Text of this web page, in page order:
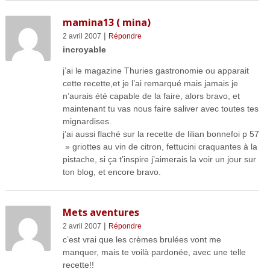
mamina13 ( mina)
2 avril 2007 | Répondre
incroyable
j’ai le magazine Thuries gastronomie ou apparait
cette recette,et je l’ai remarqué mais jamais je
n’aurais été capable de la faire, alors bravo, et
maintenant tu vas nous faire saliver avec toutes tes
mignardises.
j’ai aussi flaché sur la recette de lilian bonnefoi p 57
» griottes au vin de citron, fettucini craquantes à la
pistache, si ça t’inspire j’aimerais la voir un jour sur
ton blog, et encore bravo.
Mets aventures
2 avril 2007 | Répondre
c’est vrai que les crèmes brulées vont me
manquer, mais te voilà pardonée, avec une telle
recette!!